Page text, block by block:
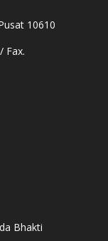
10610
Fax.
Bhakti